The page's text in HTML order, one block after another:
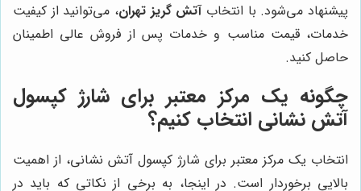
پیشنهاد می‌شود. با انتخابآتش گریز تهران، می‌توانید از کیفیت
خدمات، قیمت مناسب و خدمات پس از فروش عالی اطمینان
حاصل کنید.
چگونه یک مرکز معتبر برای شارژ کپسول
آتش نشانی انتخاب کنیم؟
انتخاب یک مرکز معتبر برای شارژ کپسول آتش نشانی، از اهمیت
بالایی برخوردار است. در اینجا، به برخی از نکاتی که باید در